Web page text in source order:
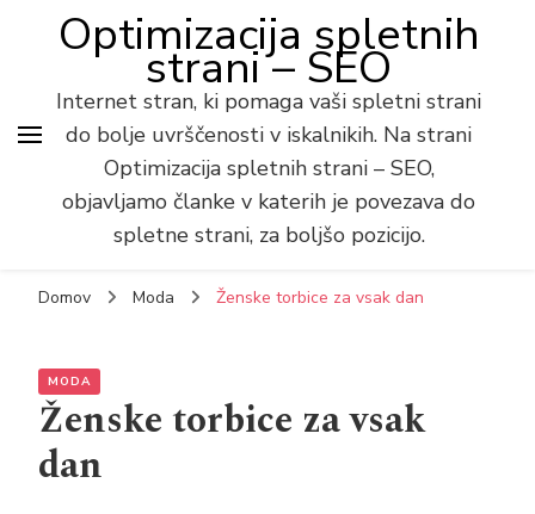
Optimizacija spletnih
strani – SEO
Internet stran, ki pomaga vaši spletni strani
do bolje uvrščenosti v iskalnikih. Na strani
Optimizacija spletnih strani – SEO,
objavljamo članke v katerih je povezava do
spletne strani, za boljšo pozicijo.
Domov Moda Ženske torbice za vsak dan
MODA
Ženske torbice za vsak
dan